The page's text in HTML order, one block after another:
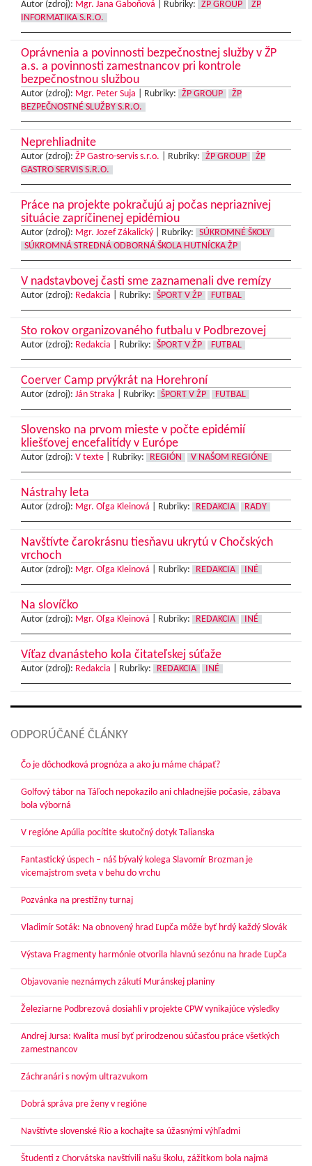
Autor (zdroj): Mgr. Jana Gaboňová Rubriky: ŽP GROUP
ŽP
INFORMATIKA S.R.O.
Oprávnenia a povinnosti bezpečnostnej služby v ŽP
a.s. a povinnosti zamestnancov pri kontrole
bezpečnostnou službou
Autor (zdroj): Mgr. Peter Suja Rubriky: ŽP GROUP
ŽP
BEZPEČNOSTNÉ SLUŽBY S.R.O.
Neprehliadnite
Autor (zdroj): ŽP Gastro-servis s.r.o. Rubriky: ŽP GROUP
ŽP
GASTRO SERVIS S.R.O.
Práce na projekte pokračujú aj počas nepriaznivej
situácie zapríčinenej epidémiou
Autor (zdroj): Mgr. Jozef Zákalický Rubriky:
SÚKROMNÉ ŠKOLY
SÚKROMNÁ STREDNÁ ODBORNÁ ŠKOLA HUTNÍCKA ŽP
V nadstavbovej časti sme zaznamenali dve remízy
Autor (zdroj): Redakcia Rubriky: ŠPORT V ŽP FUTBAL
Sto rokov organizovaného futbalu v Podbrezovej
Autor (zdroj): Redakcia Rubriky: ŠPORT V ŽP FUTBAL
Coerver Camp prvýkrát na Horehroní
Autor (zdroj): Ján Straka Rubriky: ŠPORT V ŽP FUTBAL
Slovensko na prvom mieste v počte epidémií
kliešťovej encefalitídy v Európe
Autor (zdroj): V texte Rubriky: REGIÓN V NAŠOM REGIÓNE
Nástrahy leta
Autor (zdroj): Mgr. Oľga Kleinová Rubriky: REDAKCIA RADY
Navštívte čarokrásnu tiesňavu ukrytú v Chočských
vrchoch
Autor (zdroj): Mgr. Oľga Kleinová Rubriky: REDAKCIA INÉ
Na slovíčko
Autor (zdroj): Mgr. Oľga Kleinová Rubriky: REDAKCIA INÉ
Víťaz dvanásteho kola čitateľskej súťaže
Autor (zdroj): Redakcia Rubriky: REDAKCIA INÉ
ODPORÚČANÉ ČLÁNKY
Čo je dôchodková prognóza a ako ju máme chápať?
Golfový tábor na Táľoch nepokazilo ani chladnejšie počasie, zábava
bola výborná
V regióne Apúlia pocítite skutočný dotyk Talianska
Fantastický úspech – náš bývalý kolega Slavomír Brozman je
vicemajstrom sveta v behu do vrchu
Pozvánka na prestížny turnaj
Vladimír Soták: Na obnovený hrad Ľupča môže byť hrdý každý Slovák
Výstava Fragmenty harmónie otvorila hlavnú sezónu na hrade Ľupča
Objavovanie neznámych zákutí Muránskej planiny
Železiarne Podbrezová dosiahli v projekte CPW vynikajúce výsledky
Andrej Jursa: Kvalita musí byť prirodzenou súčasťou práce všetkých
zamestnancov
Záchranári s novým ultrazvukom
Dobrá správa pre ženy v regióne
Navštívte slovenské Rio a kochajte sa úžasnými výhľadmi
Študenti z Chorvátska navštívili našu školu, zážitkom bola najmä